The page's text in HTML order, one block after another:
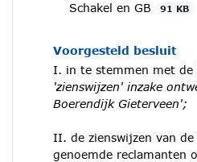
Schakel en GB
91 KB
Voorgesteld besluit
I. in te stemmen met de
'zienswijzen' inzake
Boerendijk Gieterveen';
II. de zienswijzen van
genoemde reclamanten